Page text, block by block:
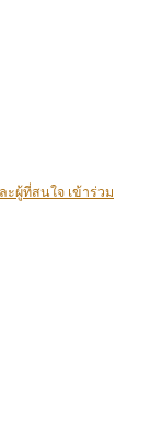
ะผู้ที่สนใจ เข้าร่วม